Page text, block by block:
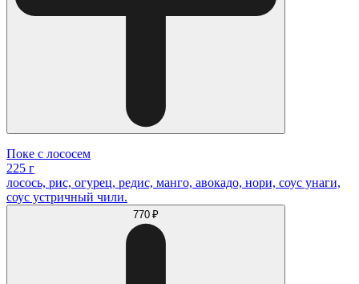
Поке с лососем
225 г
лосось, рис, огурец, редис, манго, авокадо, нори, соус унаги,
соус устричный чили.
770 ₽